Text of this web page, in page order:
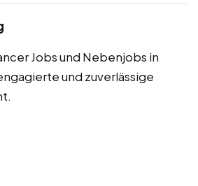
Jobs und Nebenjobs in
und zuverlässige